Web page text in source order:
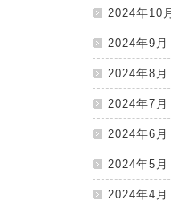
2024年10月
2024年9月
2024年8月
2024年7月
2024年6月
2024年5月
2024年4月